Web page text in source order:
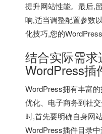
提升网站性能。最后,
响,适当调整配置参数
化技巧,您的
结合实际需求
WordPress插
WordPress拥有丰富
优化、电子商务到社
时,首先要明确自身网
WordPress插件目录